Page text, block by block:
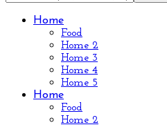
Home
Food
Home 2
Home 3
Home 4
Home 5
Home
Food
Home 2